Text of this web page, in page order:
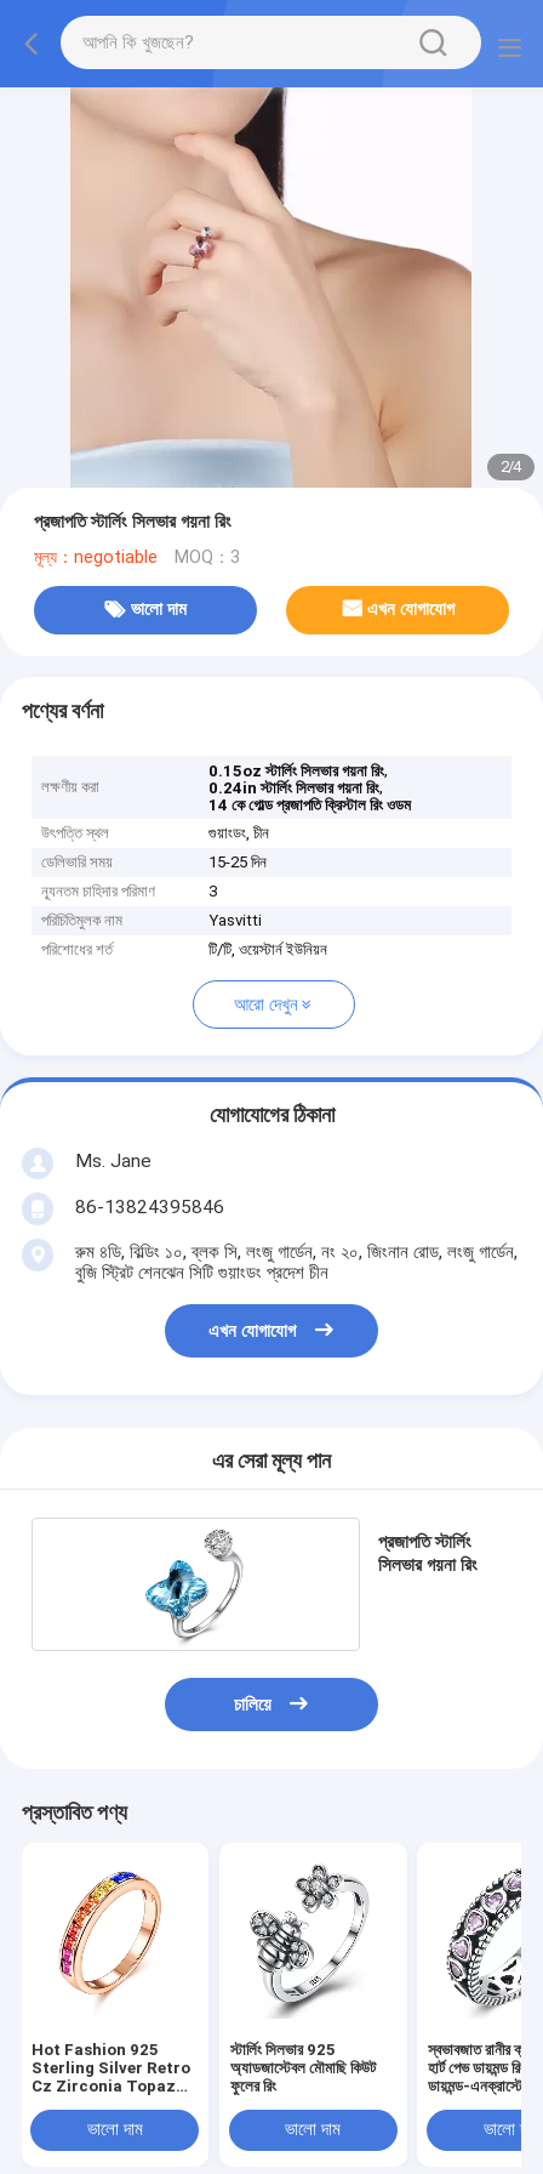
2/4
প্রজাপতি স্টার্লিং সিলভার গয়না রিং
মূল্য：negotiable MOQ：3
ভালো দাম এখন যোগাযোগ
পণ্যের বর্ণনা
লক্ষণীয় করা
0.15oz স্টার্লিং সিলভার গয়না রিং,
0.24in স্টার্লিং সিলভার গয়না রিং,
14 কে গোল্ড প্রজাপতি ক্রিস্টাল রিং ওডম
উৎপত্তি স্থল
গুয়াংডং, চীন
ডেলিভারি সময়
15-25 দিন
ন্যূনতম চাহিদার পরিমাণ
3
পরিচিতিমুলক নাম
Yasvitti
পরিশোধের শর্ত
টি/টি, ওয়েস্টার্ন ইউনিয়ন
আরো দেখুন
যোগাযোগের ঠিকানা
Ms. Jane
86-13824395846
রুম ৪ডি, বিল্ডিং ১০, ব্লক সি, লংজু গার্ডেন, নং ২০, জিংনান রোড, লংজু গার্ডেন,
বুজি স্ট্রিট শেনঝেন সিটি গুয়াংডং প্রদেশ চীন
এখন যোগাযোগ
এর সেরা মূল্য পান
প্রজাপতি স্টার্লিং
সিলভার গয়না রিং
চালিয়ে
প্রস্তাবিত পণ্য
Hot Fashion 925
Sterling Silver Retro
Cz Zirconia Topaz
Rainbow Ring
ভালো দাম
স্টার্লিং সিলভার 925
অ্যাডজাস্টেবল মৌমাছি কিউট
ফুলের রিং
ভালো দাম
স্বভাবজাত রানীর
হার্ট পেভ ডায়মন্ড রিং
ডায়মন্ড-এনক্রাস্টেড
ভালো দাম